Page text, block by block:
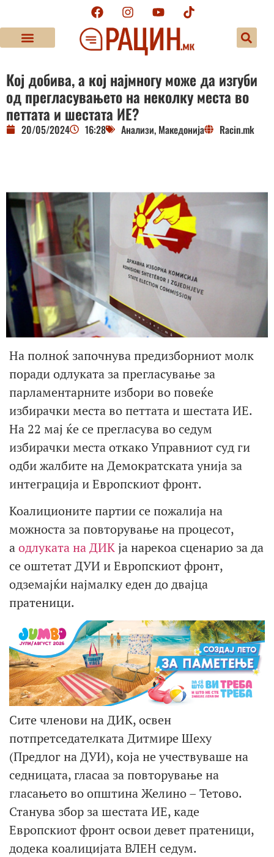
Кој добива, а кој најмногу може да изгуби
од прегласувањето на неколку места во
петтата и шестата ИЕ?
20/05/2024 16:28 Анализи, Македонија Racin.mk
На полноќ започнува предизборниот молк
поради одлуката за прегласување за
парламентарните избори во повеќе
избирачки места во петтата и шестата ИЕ.
На 22 мај ќе се прегласува во седум
избирачки места откако Управниот суд ги
одби жалбите на Демократската унија за
интеграција и Европскиот фронт.
Коалиционите партии се пожалија на
можноста за повторување на процесот,
аодлуката на ДИК ја нарекоа сценарио за да
се оштетат ДУИ и Европскиот фронт,
одземајќи најмалку еден до двајца
пратеници.
Сите членови на ДИК, освен
потпретседателката Дитмире Шеху
(Предлог на ДУИ), која не учествуваше на
седницата, гласаа за повторување на
гласањето во општина Желино – Тетово.
Станува збор за шестата ИЕ, каде
Европскиот фронт освои девет пратеници,
додека коалицијата ВЛЕН седум.